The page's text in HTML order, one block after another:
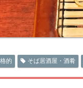
的 そば居酒屋・酒肴